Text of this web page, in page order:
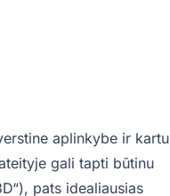
aplinkybe ir kartu
gali tapti būtinu
pats idealiausias